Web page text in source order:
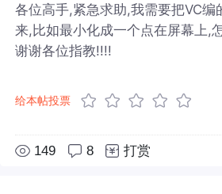
各位高手,紧急求助,我需要把VC编
来,比如最小化成一个点在屏幕上,
谢谢各位指教!!!!
给本帖投票
149 8 打赏